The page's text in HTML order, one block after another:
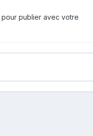
pour publier avec votre